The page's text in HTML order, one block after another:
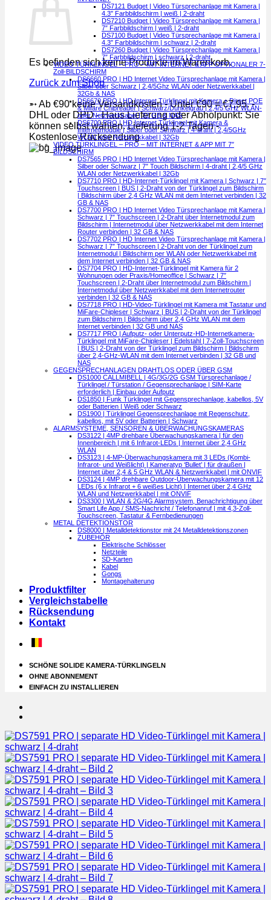
Es befinden sich keine Produkte im Warenkorb.
Zurück zum Shop
➵ Ab €90 keine Versandkosten - Unter €90 = €7,95. -
DHL oder DPD - Haus Lieferung oder Abholpunkt: Sie
können selbst wählen. Lieferung 1-2 Tagen -
Kostenlose Rücksendung
DS7121 Budget | Video Türsprechanlage mit Kamera |
4.3″ Farbbildschirm | weiß | 2-draht
DS7210 Budget | Video Türsprechanlage mit Kamera |
7″ Farbbildschirm | weiß | 2-draht
DS7100 Budget | Video Türsprechanlage mit Kamera |
4.3″ Farbbildschirm | schwarz | 2-draht
DS7260 Budget | Video Türsprechanlage mit Kamera |
7″ Farbbildschirm | schwarz | 2-draht
VIDEO TÜRKLINGEL – PRO – MIT INTERNET & APP OPTIONALER 7-
Zoll-BILDSCHIRM
DS6660 PRO | HD Internet Video Türsprechanlage mit Kamera |
Silber oder Schwarz | 2,4/5Ghz WLAN oder Netzwerkkabel |
32Gb & NAS
DS6670 PRO | HD Internet Türklingel mit Kamera + Direct POE
& Mifare Chipreader | Schwarz/Dunkelgrau | 2,4/5 GHz WLAN-
oder Netzwerkkabel | 32 GB & NAS
DS6700 PRO | HD Internet Türklingel mit Kamera &
Internetmodule | Silber oder Schwarz | 4-draht | 2,4/5GHz
WLAN oder Netzwerkkabel | 32Gb
VIDEO TÜRKLINGEL – PRO – MIT INTERNET & APP MIT 7″
BILDSCHIRM
DS7565 PRO | HD Internet Video Türsprechanlage mit Kamera |
Silber oder Schwarz | 7″ Touch Bildschirm | 4-draht | 2,4/5 GHz
WLAN oder Netzwerkkabel | 32Gb
DS7710 PRO | HD-Internet-Türklingel mit Kamera | Schwarz | 7″
Touchscreen | BUS | 2-Draht von der Türklingel zum Bildschirm
| Bildschirm über 2,4 GHz WLAN mit dem Internet verbinden | 32
GB & NAS
DS7700 PRO | HD Internet Video Türsprechanlage mit Kamera |
Schwarz | 7″ Touchscreen | 2-Draht über Internetmodul zum
Bildschirm | Internetmodul über Netzwerkkabel mit dem Internet
Router verbinden | 32 GB & NAS
DS7702 PRO | HD Internet Video Türsprechanlage mit Kamera |
Schwarz | 7″ Touchscreen | 2-Draht von der Türklingel zum
Internetmodul | Bildschirm per WLAN oder Netzwerkkabel mit
dem Internet verbinden | 32 GB & NAS
DS7704 PRO | HD-Internet-Türklingel mit Kamera für 2
Wohnungen oder Praxis/Homeoffice | Schwarz | 7″
Touchscreen | 2-Draht über Internetmodul zum Bildschirm |
Internetmodul über Netzwerkkabel mit dem Internetrouter
verbinden | 32 GB & NAS
DS7718 PRO | HD-Video-Türklingel mit Kamera mit Tastatur und
MiFare-Chipleser | Schwarz | BUS | 2-Draht von der Türklingel
zum Bildschirm | Bildschirm über 2,4 GHz WLAN mit dem
Internet verbinden | 32 GB und NAS
DS7717 PRO | Aufputz- oder Unterputz-HD-Internetkamera-
Türklingel mit MiFare-Chipleser | Edelstahl | 7-Zoll-Touchscreen
| BUS | 2-Draht von der Türklingel zum Bildschirm | Bildschirm
über 2,4-GHz-WLAN mit dem Internet verbinden | 32 GB und
NAS
GEGENSPRECHANLAGEN DRAHTLOS ODER ÜBER GSM
DS1000 CALLMIBELL | 4G/3G/2G GSM Türsprechanlage /
Türklingel / Türstation / Gegensprechanlage | SIM-Karte
erforderlich | Einbau oder Aufputz
DS1850 | Funk Türklingel mit Gegensprechanlage, kabellos, 5V
oder Batterien | Weiß oder Schwarz
DS1900 | Türklingel Gegensprechanlage mit Regenschutz,
kabellos, mit 5V oder Batterien | Schwarz
ALARMSYSTEME, SENSOREN & ÜBERWACHUNGSKAMERAS
DS3122 | 4MP drehbare Überwachungskamera | für den
Innenbereich | mit 6 Infrarot-LEDs | Internet über 2,4 GHz
WLAN
DS3123 | 4-MP-Überwachungskamera mit 3 LEDs (Kombi-
Infrarot- und Weißlicht) | Kameratyp ‘Bullet’ | für draußen |
Internet über 2,4 & 5 GHz WLAN & Netzwerkkabel | mit ONVIF
DS3124 | 4MP drehbare Outdoor-Überwachungskamera mit 12
LEDs (6 x Infrarot + 6 weißes Licht) | Internet über 2,4 GHz
WLAN und Netzwerkkabel | mit ONVIF
DS3300 | WLAN & 2G/4G Alarmsystem, Benachrichtigung über
Smart Life App / SMS-Nachricht / Telefonanruf | mit 4,3-Zoll-
Touchscreen, Tastatur & Fernbedienungen
METAL DETEKTIONSTOR
DS8000 | Metalldetektionstor mit 24 Metalldetektionszonen
ZUBEHÖR
Elektrische Schlösser
Netzteile
SD-Karten
Kabel
Gongs
Montagehalterung
Produktfilter
Vergleichstabelle
Rücksendung
Kontakt
SCHÖNE SOLIDE KAMERA-TÜRKLINGELN
OHNE ABONNEMENT
EINFACH ZU INSTALLIEREN